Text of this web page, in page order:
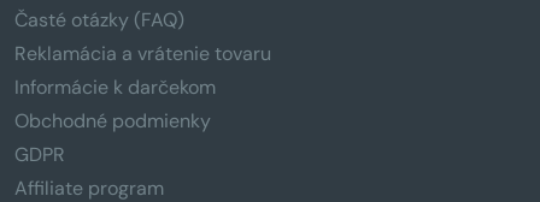
Časté otázky (FAQ)
Reklamácia a vrátenie tovaru
Informácie k darčekom
Obchodné podmienky
GDPR
Affiliate program